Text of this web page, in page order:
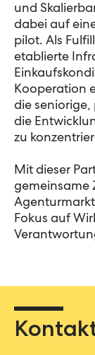
und
dabei auf
pilot. Als
etablierte
Kooperation
die
die
zu
Mit dieser
gemeinsame
Fokus auf